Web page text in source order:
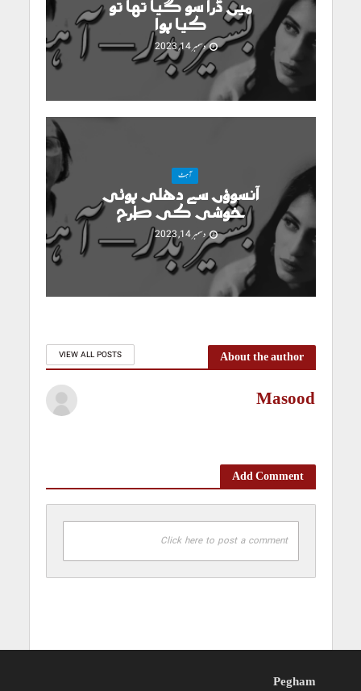
میں ڈرا سو گیا تھا تو
کیا ہوا
دسمبر 14, 2023
آہٹ
آنسوؤں سے دھلی ہوئی
خوشی کی طرح
دسمبر 14, 2023
About the author
VIEW ALL POSTS
Masood
Add Comment
Click here to post a comment
Pegham